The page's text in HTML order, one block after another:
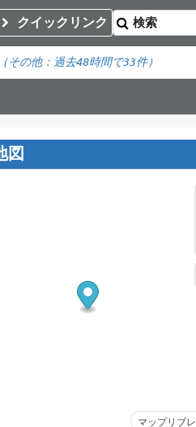
クイックリンク
（その他： 過去48時間で33件）
図
マップリブレ